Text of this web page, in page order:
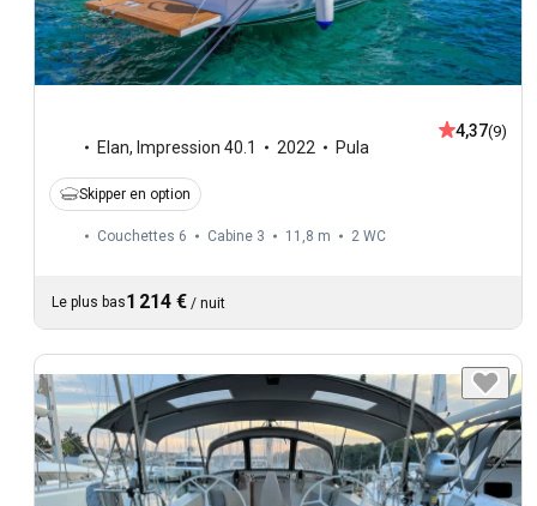
Elan, Impression 40.1 2022 Pula
4,37(9)
Skipper en option
Couchettes 6 Cabine 3 11,8 m 2 WC
Le plus bas1 214 € / nuit